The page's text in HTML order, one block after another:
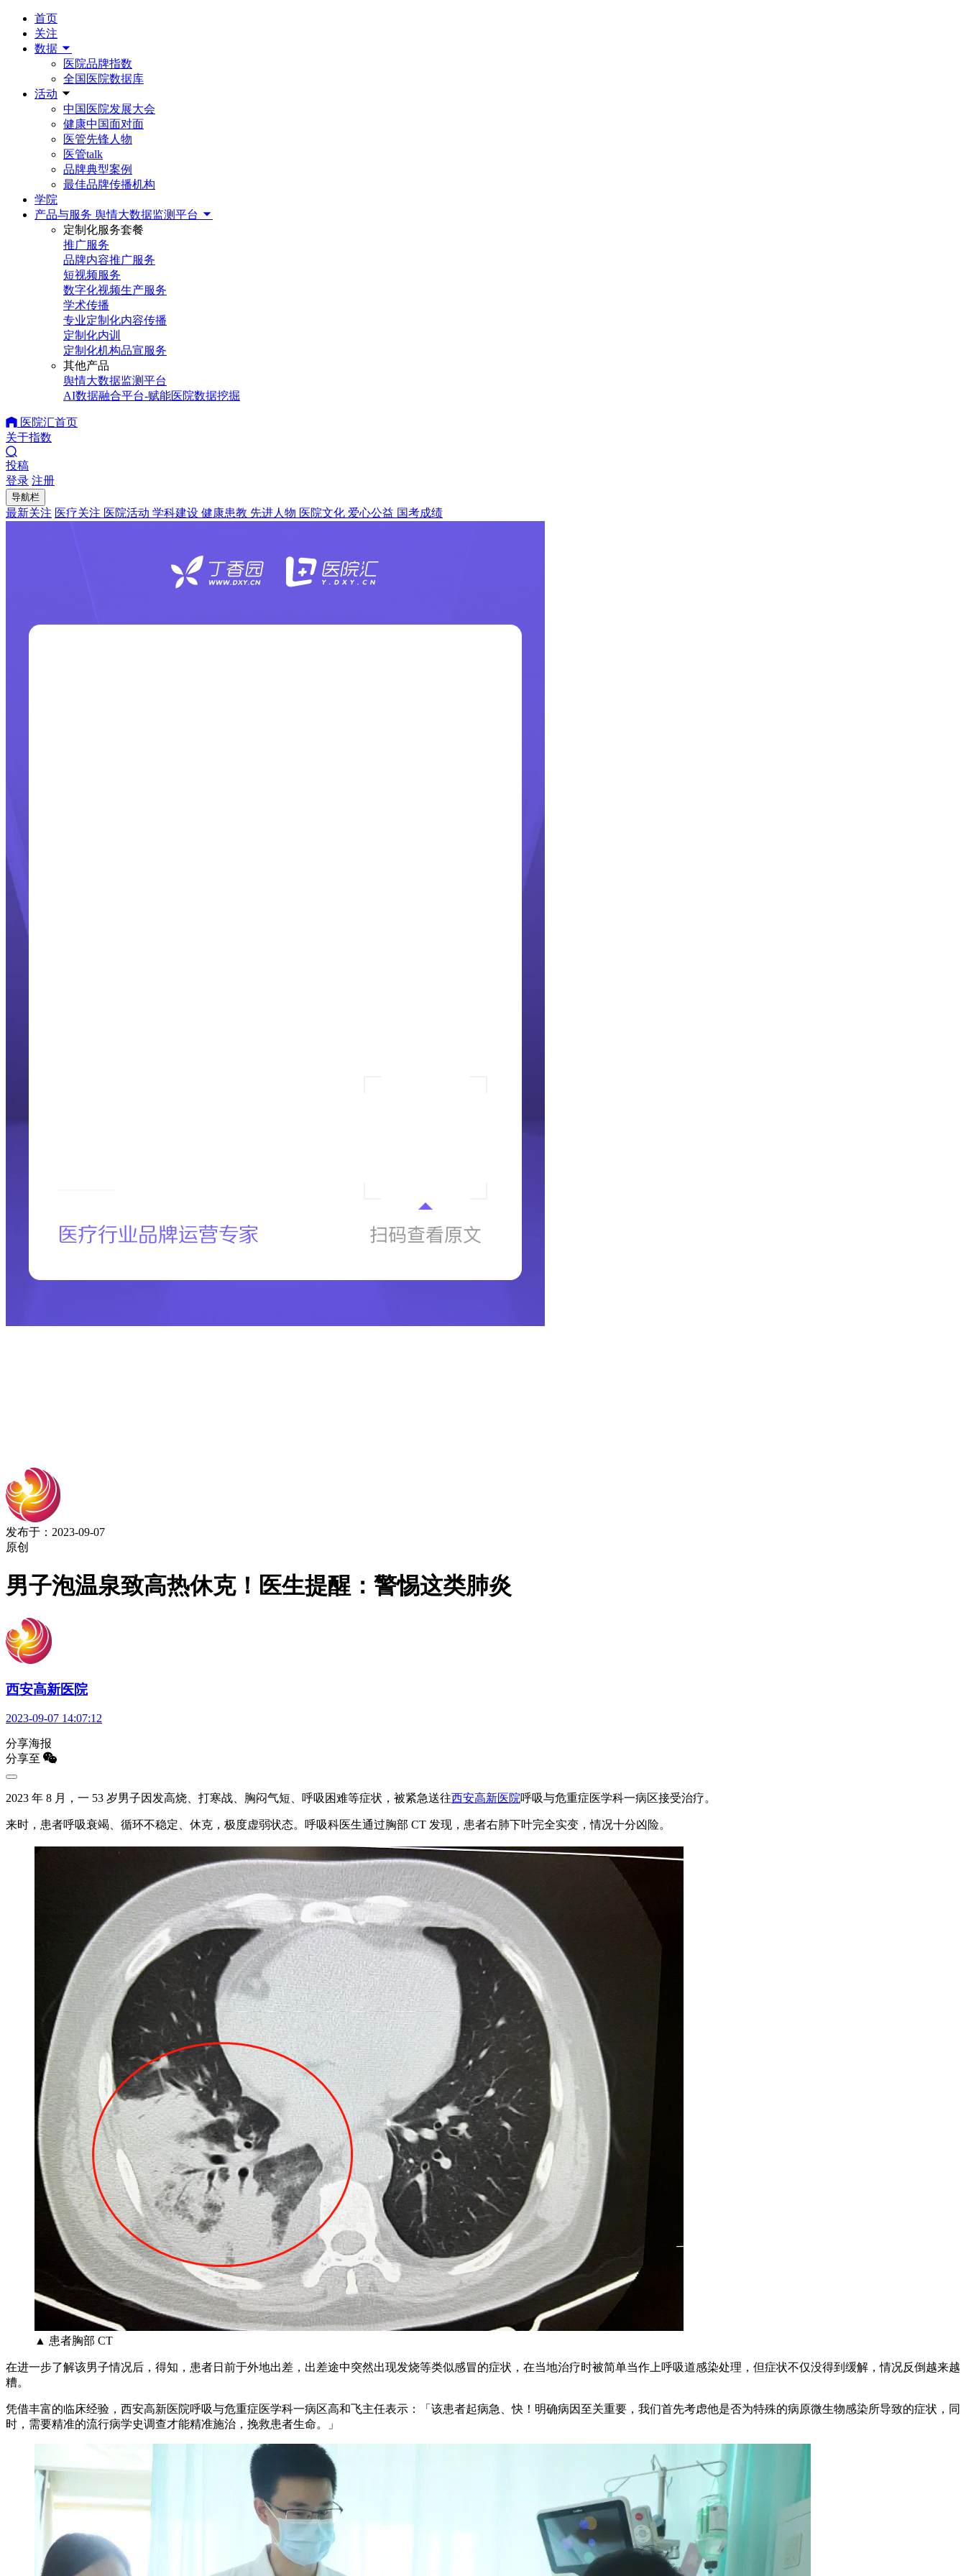
首页
关注
数据
医院品牌指数
全国医院数据库
活动
中国医院发展大会
健康中国面对面
医管先锋人物
医管talk
品牌典型案例
最佳品牌传播机构
学院
产品与服务 舆情大数据监测平台
定制化服务套餐
推广服务
品牌内容推广服务
短视频服务
数字化视频生产服务
学术传播
专业定制化内容传播
定制化内训
定制化机构品宣服务
其他产品
舆情大数据监测平台
AI数据融合平台-赋能医院数据挖掘
医院汇首页
关于指数
投稿
登录 注册
导航栏
最新关注 医疗关注 医院活动 学科建设 健康患教 先进人物 医院文化 爱心公益 国考成绩
发布于：2023-09-07
原创
男子泡温泉致高热休克！医生提醒：警惕这类肺炎
西安高新医院
2023-09-07 14:07:12
分享海报
分享至
2023 年 8 月，一 53 岁男子因发高烧、打寒战、胸闷气短、呼吸困难等症状，被紧急送往西安高新医院呼吸与危重症医学科一病区接受治疗。
来时，患者呼吸衰竭、循环不稳定、休克，极度虚弱状态。呼吸科医生通过胸部 CT 发现，患者右肺下叶完全实变，情况十分凶险。
▲ 患者胸部 CT
在进一步了解该男子情况后，得知，患者日前于外地出差，出差途中突然出现发烧等类似感冒的症状，在当地治疗时被简单当作上呼吸道感染处理，但症状不仅没得到缓解，情况反倒越来越
糟。
凭借丰富的临床经验，西安高新医院呼吸与危重症医学科一病区高和飞主任表示：「该患者起病急、快！明确病因至关重要，我们首先考虑他是否为特殊的病原微生物感染所导致的症状，同
时，需要精准的流行病学史调查才能精准施治，挽救患者生命。」